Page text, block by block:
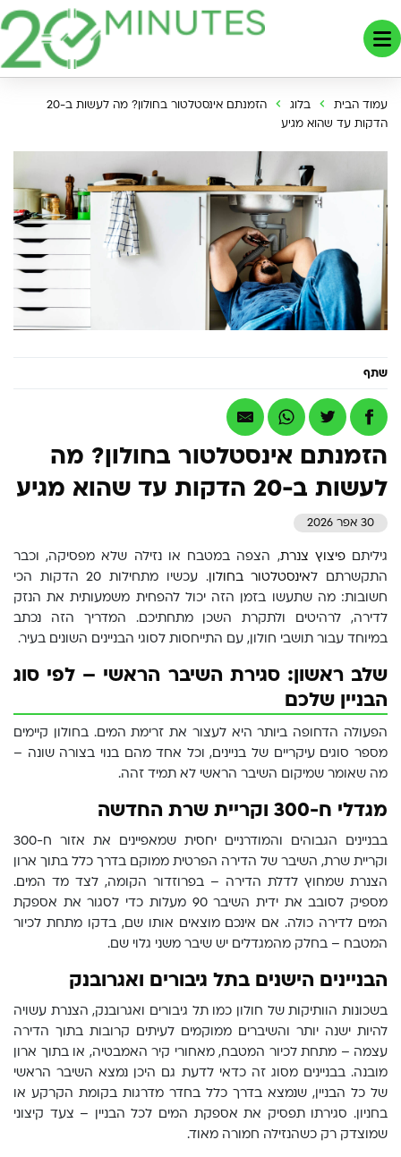
עמוד הבית בלוג
הזמנתם אינסטלטור בחולון? מה לעשות ב-20
הדקות עד שהוא מגיע
שתף
הזמנתם אינסטלטור בחולון? מה
לעשות ב-20 הדקות עד שהוא מגיע
30 אפר 2026
גיליתםפיצוץ צנרת, הצפה במטבח או נזילה שלא מפסיקה, וכבר
התקשרתם לאינסטלטור בחולון
. עכשיו מתחילות 20 הדקות הכי
חשובות: מה שתעשו בזמן הזה יכול להפחית משמעותית את הנזק
לדירה, לרהיטים ולתקרת השכן מתחתיכם. המדריך הזה נכתב
במיוחד עבור תושבי חולון, עם התייחסות לסוגי הבניינים השונים בעיר.
שלב ראשון: סגירת השיבר הראשי – לפי סוג
הבניין שלכם
הפעולה הדחופה ביותר היא לעצור את זרימת המים. בחולון קיימים
מספר סוגים עיקריים של בניינים, וכל אחד מהם בנוי בצורה שונה –
מה שאומר שמיקום השיבר הראשי לא תמיד זהה.
מגדלי ח-300 וקריית שרת החדשה
בבניינים הגבוהים והמודרניים יחסית שמאפיינים את אזור ח-300
וקריית שרת, השיבר של הדירה הפרטית ממוקם בדרך כלל בתוך ארון
הצנרת שמחוץ לדלת הדירה – בפרוזדור הקומה, לצד מד המים.
מספיק לסובב את ידית השיבר 90 מעלות כדי לסגור את אספקת
המים לדירה כולה. אם אינכם מוצאים אותו שם, בדקו מתחת לכיור
המטבח – בחלק מהמגדלים יש שיבר משני גלוי שם.
הבניינים הישנים בתל גיבורים ואגרובנק
בשכונות הוותיקות של חולון כמו תל גיבורים ואגרובנק, הצנרת עשויה
להיות ישנה יותר והשיברים ממוקמים לעיתים קרובות בתוך הדירה
עצמה – מתחת לכיור המטבח, מאחורי קיר האמבטיה, או בתוך ארון
מובנה. בבניינים מסוג זה כדאי לדעת גם היכן נמצא השיבר הראשי
של כל הבניין, שנמצא בדרך כלל בחדר מדרגות בקומת הקרקע או
בחניון. סגירתו תפסיק את אספקת המים לכל הבניין – צעד קיצוני
שמוצדק רק כשהנזילה חמורה מאוד.